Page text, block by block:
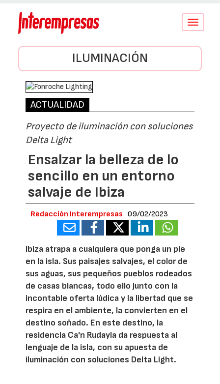
Conmutar
ILUMINACIÓN
ACTUALIDAD
Proyecto de iluminación con soluciones
Delta Light
Ensalzar la belleza de lo
sencillo en un entorno
salvaje de Ibiza
Redacción Interempresas 09/02/2023
Ibiza atrapa a cualquiera que ponga un pie
en la isla. Sus paisajes salvajes, el color de
sus aguas, sus pequeños pueblos rodeados
de casas blancas, todo ello junto con la
incontable oferta lúdica y la libertad que se
respira en el ambiente, la convierten en el
destino soñado. En este destino, la
residencia Ca'n Rudayla da respuesta al
lenguaje de la isla, con su apuesta de
iluminación con soluciones Delta Light.